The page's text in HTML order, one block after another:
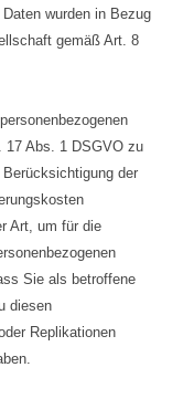
wurden in Bezug
gemäß Art. 8
17 Abs. 1 DSGVO zu
der
Art, um für die
Sie als betroffene
diesen
Replikationen